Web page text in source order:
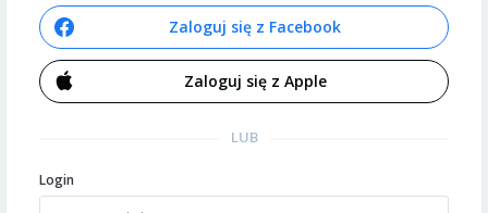
Zaloguj się z Facebook
Zaloguj się z Apple
LUB
Login